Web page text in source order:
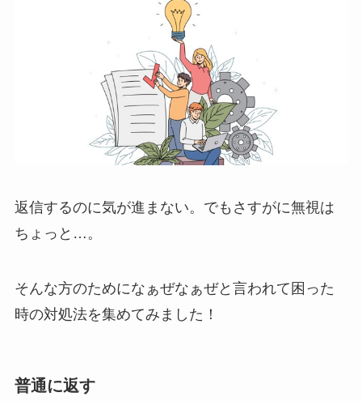
返信するのに気が進まない。でもさすがに無視は
ちょっと…。
そんな方のためになぁぜなぁぜと言われて困った
時の対処法を集めてみました！
普通に返す